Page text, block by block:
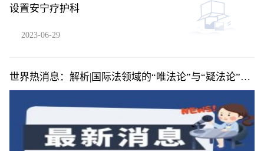
设置安宁疗护科
2023-06-29
世界热消息：解析|国际法领域的“唯法论”与“疑法论”之
争